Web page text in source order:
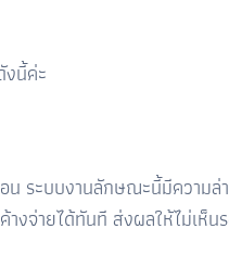
งนี้ค่ะ
ระบบงานลักษณะนี้มีความล่
งจ่ายได้ทันที ส่งผลให้ไม่เห็